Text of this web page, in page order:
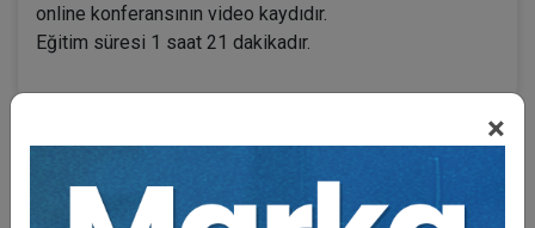
×
online konferansının video kaydıdır.
Eğitim süresi 1 saat 21 dakikadır.